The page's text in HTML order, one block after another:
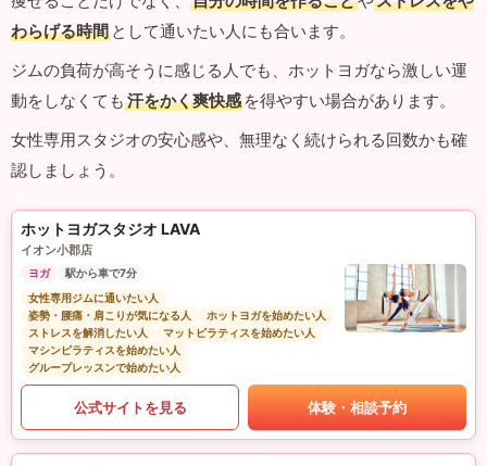
わらげる時間 として通いたい人にも合います。
ジムの負荷が高そうに感じる人でも、ホットヨガなら激しい運
動をしなくても 汗をかく爽快感 を得やすい場合があります。
女性専用スタジオの安心感や、無理なく続けられる回数かも確
認しましょう。
ホットヨガスタジオ LAVA
イオン小郡店
ヨガ
駅から車で7分
女性専用ジムに通いたい人
姿勢・腰痛・肩こりが気になる人
ホットヨガを始めたい人
ストレスを解消したい人
マットピラティスを始めたい人
マシンピラティスを始めたい人
グループレッスンで始めたい人
公式サイトを見る 体験・相談予約